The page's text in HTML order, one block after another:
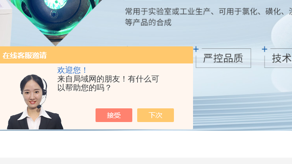
欢迎您！
来自局域网的朋友！有什么可
以帮助您的吗？